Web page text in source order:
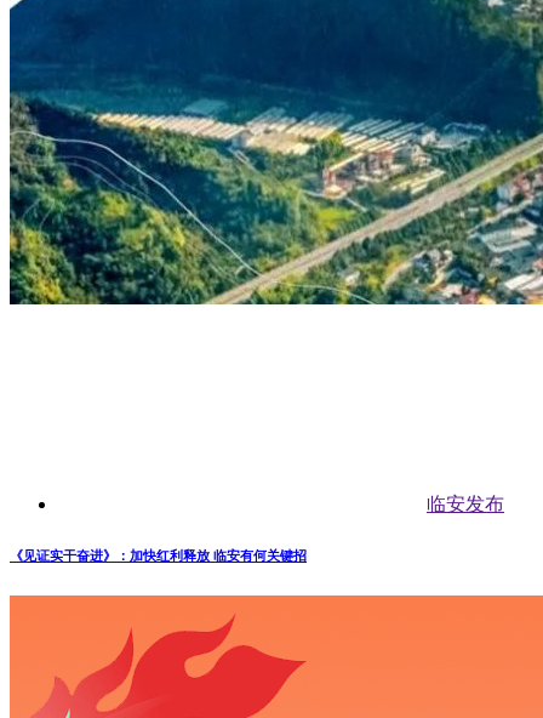
临安发布
《见证实干奋进》：加快红利释放 临安有何关键招